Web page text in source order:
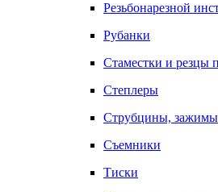
Резьбонарезной
Рубанки
Стаместки и резцы
Степлеры
Струбцины, зажимы
Съемники
Тиски